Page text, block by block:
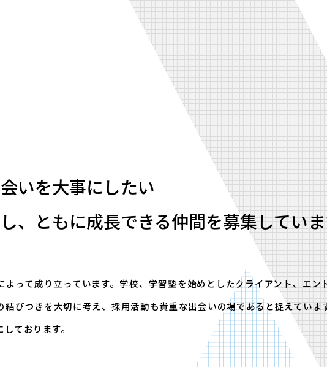
いを大事にしたい
、ともに成長できる仲間を募集してい
よって成り立っています。学校、学習塾を始めとしたクライアント、エン
結びつきを大切に考え、採用活動も貴重な出会いの場であると捉えていま
ております。